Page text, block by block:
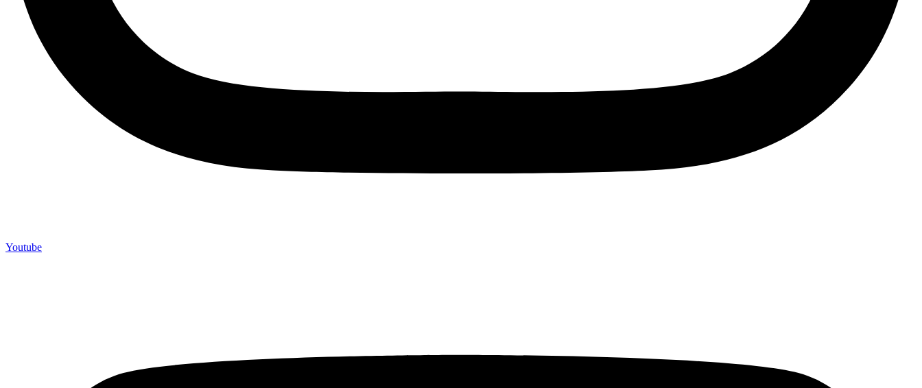
Youtube